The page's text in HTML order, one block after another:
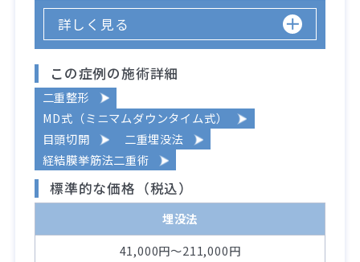
詳しく見る
この症例の施術詳細
二重整形
MD式（ミニマムダウンタイム式）
目頭切開
二重埋没法
経結膜挙筋法二重術
標準的な価格（税込）
埋没法
41,000円～211,000円